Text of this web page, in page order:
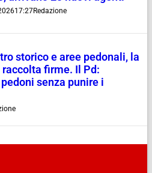
17:27Redazione
storico e aree pedonali, la
firme. Il Pd:
senza punire i